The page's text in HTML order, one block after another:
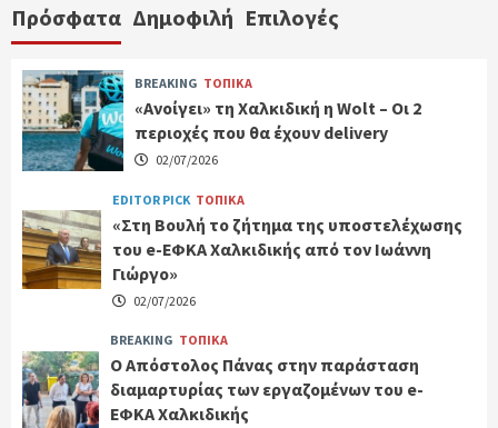
Πρόσφατα Δημοφιλή Επιλογές
BREAKING ΤΟΠΙΚΑ
«Ανοίγει» τη Χαλκιδική η Wolt – Οι 2
περιοχές που θα έχουν delivery
02/07/2026
EDITOR PICK ΤΟΠΙΚΑ
«Στη Βουλή το ζήτημα της υποστελέχωσης
του e-ΕΦΚΑ Χαλκιδικής από τον Ιωάννη
Γιώργο»
02/07/2026
BREAKING ΤΟΠΙΚΑ
Ο Απόστολος Πάνας στην παράσταση
διαμαρτυρίας των εργαζομένων του e-
ΕΦΚΑ Χαλκιδικής